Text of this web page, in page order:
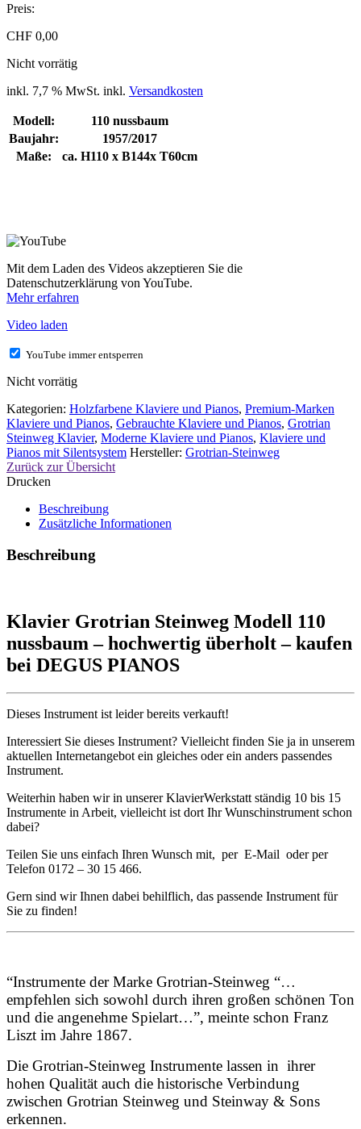
Preis:
CHF 0,00
Nicht vorrätig
inkl. 7,7 % MwSt. inkl. Versandkosten
Modell:
110 nussbaum
Baujahr:
1957/2017
Maße:
ca. H110 x B144x T60cm
Mit dem Laden des Videos akzeptieren Sie die
Datenschutzerklärung von YouTube.
Mehr erfahren
Video laden
YouTube immer entsperren
Nicht vorrätig
Kategorien: Holzfarbene Klaviere und Pianos, Premium-Marken
Klaviere und Pianos, Gebrauchte Klaviere und Pianos, Grotrian
Steinweg Klavier, Moderne Klaviere und Pianos, Klaviere und
Pianos mit Silentsystem Hersteller: Grotrian-Steinweg
Zurück zur Übersicht
Drucken
Beschreibung
Zusätzliche Informationen
Beschreibung
Klavier Grotrian Steinweg Modell 110
nussbaum – hochwertig überholt – kaufen
bei DEGUS PIANOS
Dieses Instrument ist leider bereits verkauft!
Interessiert Sie dieses Instrument? Vielleicht finden Sie ja in unserem
aktuellen Internetangebot ein gleiches oder ein anders passendes
Instrument.
Weiterhin haben wir in unserer KlavierWerkstatt ständig 10 bis 15
Instrumente in Arbeit, vielleicht ist dort Ihr Wunschinstrument schon
dabei?
Teilen Sie uns einfach Ihren Wunsch mit, per E-Mail oder per
Telefon 0172 – 30 15 466.
Gern sind wir Ihnen dabei behilflich, das passende Instrument für
Sie zu finden!
“Instrumente der Marke Grotrian-Steinweg “…
empfehlen sich sowohl durch ihren großen schönen Ton
und die angenehme Spielart…”, meinte schon Franz
Liszt im Jahre 1867.
Die Grotrian-Steinweg Instrumente lassen in ihrer
hohen Qualität auch die historische Verbindung
zwischen Grotrian Steinweg und Steinway & Sons
erkennen.